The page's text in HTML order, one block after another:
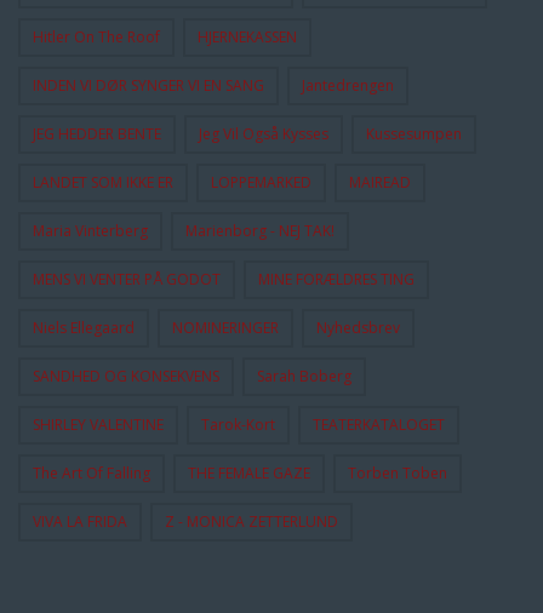
Hitler On The Roof HJERNEKASSEN
INDEN VI DØR SYNGER VI EN SANG Jantedrengen
JEG HEDDER BENTE Jeg Vil Også Kysses Kussesumpen
LANDET SOM IKKE ER LOPPEMARKED MAIREAD
Maria Vinterberg Marienborg - NEJ TAK!
MENS VI VENTER PÅ GODOT MINE FORÆLDRES TING
Niels Ellegaard NOMINERINGER Nyhedsbrev
SANDHED OG KONSEKVENS Sarah Boberg
SHIRLEY VALENTINE Tarok-Kort TEATERKATALOGET
The Art Of Falling THE FEMALE GAZE Torben Toben
VIVA LA FRIDA Z - MONICA ZETTERLUND